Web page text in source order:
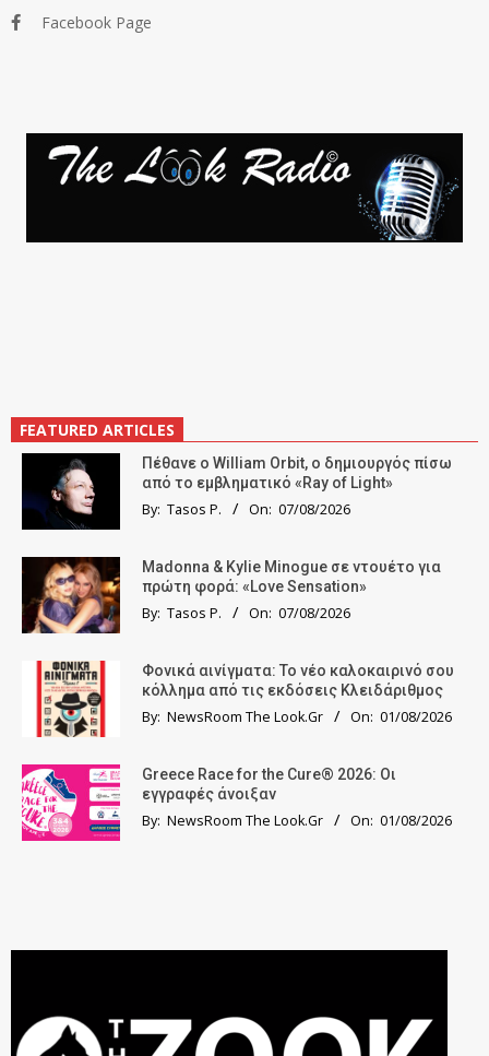
Facebook Page
FEATURED ARTICLES
Πέθανε ο William Orbit, ο δημιουργός πίσω
από το εμβληματικό «Ray of Light»
By: Tasos P. On: 07/08/2026
Madonna & Kylie Minogue σε ντουέτο για
πρώτη φορά: «Love Sensation»
By: Tasos P. On: 07/08/2026
Φονικά αινίγματα: Το νέο καλοκαιρινό σου
κόλλημα από τις εκδόσεις Κλειδάριθμος
By: NewsRoom The Look.Gr On: 01/08/2026
Greece Race for the Cure® 2026: Οι
εγγραφές άνοιξαν
By: NewsRoom The Look.Gr On: 01/08/2026